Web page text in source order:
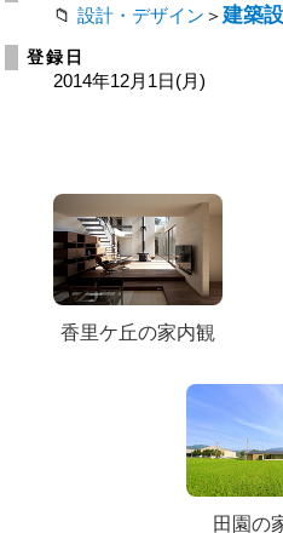
設計・デザイン ＞ 建築
登録日
2014年12月1日(月)
香里ケ丘の家内観
田園の